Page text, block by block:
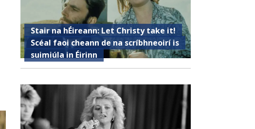
Stair na hÉireann: Let Christy take it!
Scéal faoi cheann de na scríbhneoirí is
suimiúla in Éirinn